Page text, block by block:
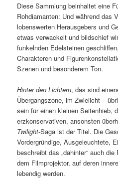
Diese Sammlung beinhaltet eine
Rohdiamanten: Und während das
lobenswerten Herausgebers und
etwas verwackelt und bildschief
funkelnden Edelsteinen
Charakteren und
Szenen und besonderem Ton.
Hinter den Lichtern, das sind
Übergangszone, im Zwielicht –
sein für einen kleinen Seitenhieb,
erzkonservativen, ansonsten
Twilight-Saga ist der Titel. Die
Vordergründige, Ausgeleuchtete,
beschreibt das „dahinter“ auch
dem Filmprojektor, auf deren
lebendig werden.